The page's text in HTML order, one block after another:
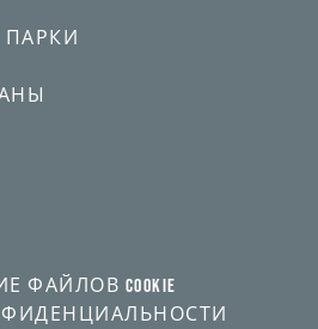
ПАРКИ
COOKIE